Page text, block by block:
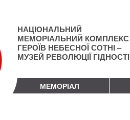
НАЦІОНАЛЬНИЙ
МЕМОРІАЛЬНИЙ КОМПЛЕКС
ГЕРОЇВ НЕБЕСНОЇ СОТНІ –
МУЗЕЙ РЕВОЛЮЦІЇ ГІДНОСТІ
МЕМОРІАЛ